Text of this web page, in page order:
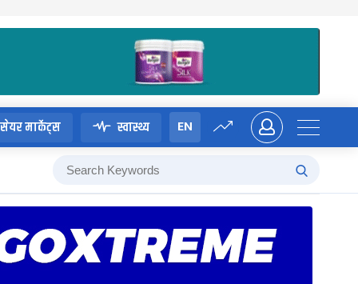
सेयर मार्केट्स स्वास्थ्य EN